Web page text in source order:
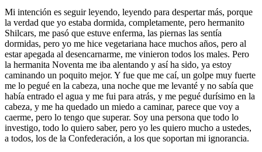
Mi intención es seguir leyendo, leyendo para despertar más, porque
la verdad que yo estaba dormida, completamente, pero hermanito
Shilcars, me pasó que estuve enferma, las piernas las sentía
dormidas, pero yo me hice vegetariana hace muchos años, pero al
estar apegada al desencarnarme, me vinieron todos los males. Pero
la hermanita Noventa me iba alentando y así ha sido, ya estoy
caminando un poquito mejor. Y fue que me caí, un golpe muy fuerte
me lo pegué en la cabeza, una noche que me levanté y no sabía que
había entrado el agua y me fui para atrás, y me pegué durísimo en la
cabeza, y me ha quedado un miedo a caminar, parece que voy a
caerme, pero lo tengo que superar. Soy una persona que todo lo
investigo, todo lo quiero saber, pero yo les quiero mucho a ustedes,
a todos, los de la Confederación, a los que soportan mi ignorancia.